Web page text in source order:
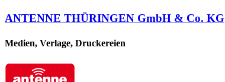
ANTENNE THÜRINGEN GmbH & Co. KG
Medien, Verlage, Druckereien